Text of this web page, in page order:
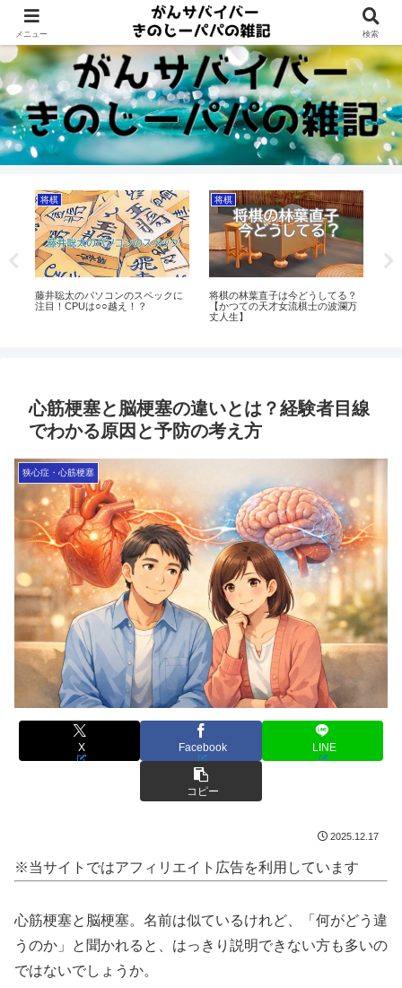
Dreams beyond 60s
将棋
藤井聡太のパソコンのスペックに
注目！CPUは○○越え！？
将棋
将棋の林葉直子は今どうしてる？
【かつての天才女流棋士の波瀾万
丈人生】
心筋梗塞と脳梗塞の違いとは？経験者目線
でわかる原因と予防の考え方
狭心症・心筋梗塞
X Facebook LINE
コピー
2025.12.17
※当サイトではアフィリエイト広告を利用しています
心筋梗塞と脳梗塞。名前は似ているけれど、「何がどう違
うのか」と聞かれると、はっきり説明できない方も多いの
ではないでしょうか。
メニュー 検索